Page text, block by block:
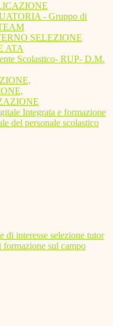
- Gruppo di
SELEZIONE
ATA
Scolastico- RUP- D.M.
Integrata e formazione
del personale scolastico
di interesse selezione tutor
sul campo